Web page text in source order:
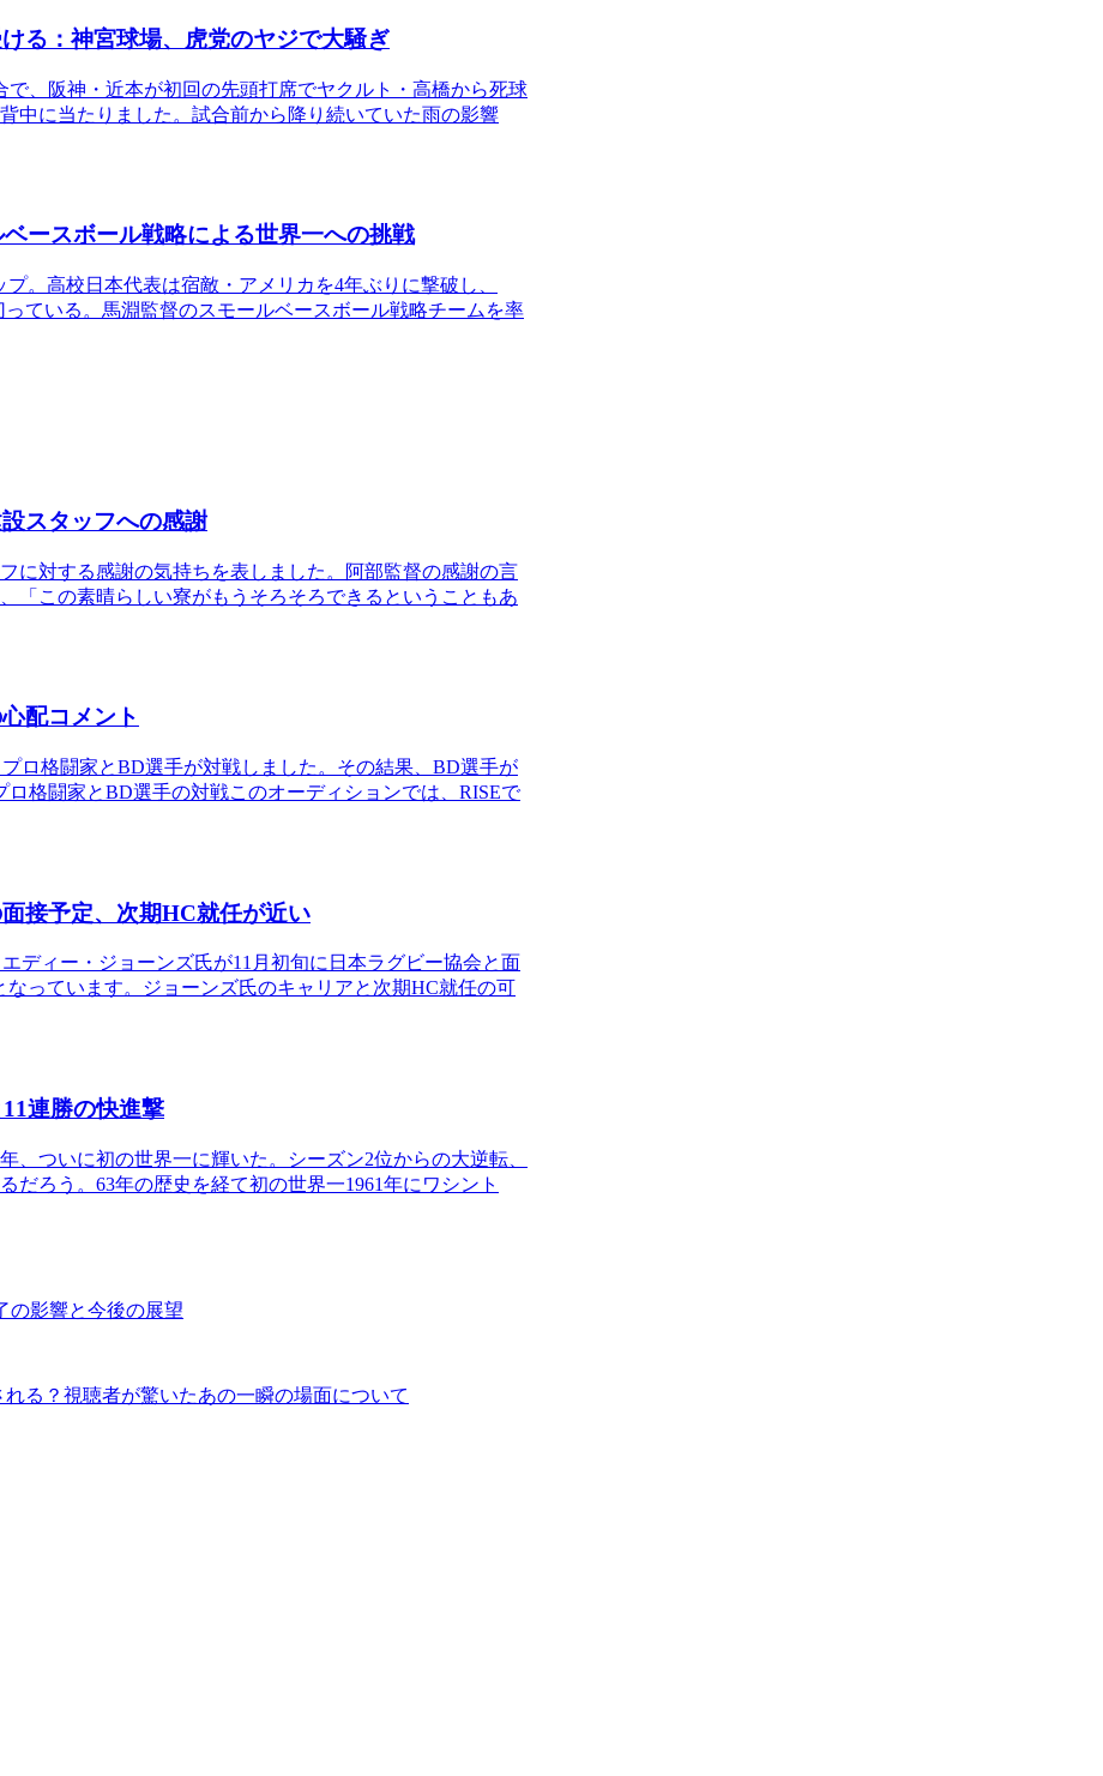
る：神宮球場、虎党のヤジで大騒ぎ
、阪神・近本が初回の先頭打席でヤクルト・高橋から死球
中に当たりました。試合前から降り続いていた雨の影響
ースボール戦略による世界一への挑戦
。高校日本代表は宿敵・アメリカを4年ぶりに撃破し、
ている。馬淵監督のスモールベースボール戦略チームを率
スタッフへの感謝
に対する感謝の気持ちを表しました。阿部監督の感謝の言
「この素晴らしい寮がもうそろそろできるということもあ
配コメント
ロ格闘家とBD選手が対戦しました。その結果、BD選手が
格闘家とBD選手の対戦このオーディションでは、RISEで
接予定、次期HC就任が近い
ディー・ジョーンズ氏が11月初旬に日本ラグビー協会と面
っています。ジョーンズ氏のキャリアと次期HC就任の可
連勝の快進撃
、ついに初の世界一に輝いた。シーズン2位からの大逆転、
だろう。63年の歴史を経て初の世界一1961年にワシント
の影響と今後の展望
る？視聴者が驚いたあの一瞬の場面について